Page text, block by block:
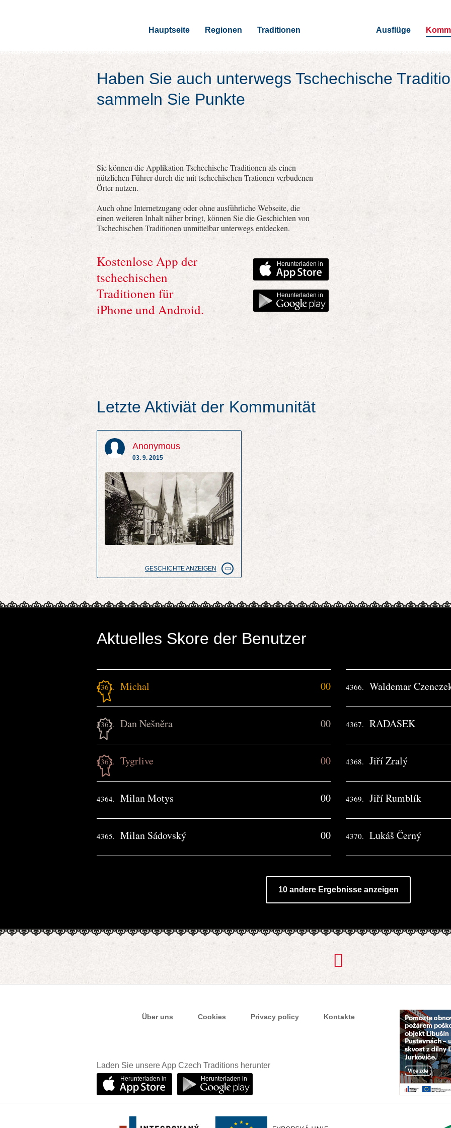
Hauptseite Regionen Traditionen Ausflüge
Haben Sie auch unterwegs Tschechische
sammeln Sie Punkte
Sie können die Applikation Tschechische Traditionen als einen
nützlichen Führer durch die mit tschechischen Trationen verbudenen
Örter nutzen.
Auch ohne Internetzugang oder ohne ausführliche Webseite, die
einen weiteren Inhalt näher bringt, können Sie die Geschichten von
Tschechischen Traditionen unmittelbar unterwegs entdecken.
Kostenlose App der
tschechischen
Traditionen für
iPhone und Android.
Herunterladen in
Herunterladen in
Letzte Aktiviät der Kommunität
Anonymous
03. 9. 2015
GESCHICHTE ANZEIGEN
Aktuelles Skore der Benutzer
4361. Michal 00
4362. Dan Nešněra 00
4363. Tygrlive 00
4364. Milan Motys 00
4365. Milan Sádovský 00
4366. Waldemar
4367. RADASEK
4368. Jiří Zralý
4369. Jiří Rumblík
4370. Lukáš Černý
10 andere Ergebnisse anzeigen
Über uns Cookies Privacy policy Kontakte
Laden Sie unsere App Czech Traditions herunter
Herunterladen in Herunterladen in